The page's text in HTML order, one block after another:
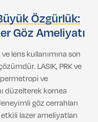
Özgürlük:
Göz Ameliyatı
lens kullanımına son
LASIK, PRK ve
ve
düzelterek kornea
göz cerrahları
lazer ameliyatları